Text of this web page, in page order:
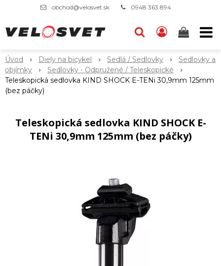
obchod@velosvet.sk 0948 363 894
Úvod Diely na bicykel Sedlá / Sedlovky
Sedlovky a
objímky
Sedlovky - Odpružené / Teleskopické
Teleskopická sedlovka KIND SHOCK E-TENi 30,9mm 125mm
(bez páčky)
Teleskopická sedlovka KIND SHOCK E-
TENi 30,9mm 125mm (bez páčky)